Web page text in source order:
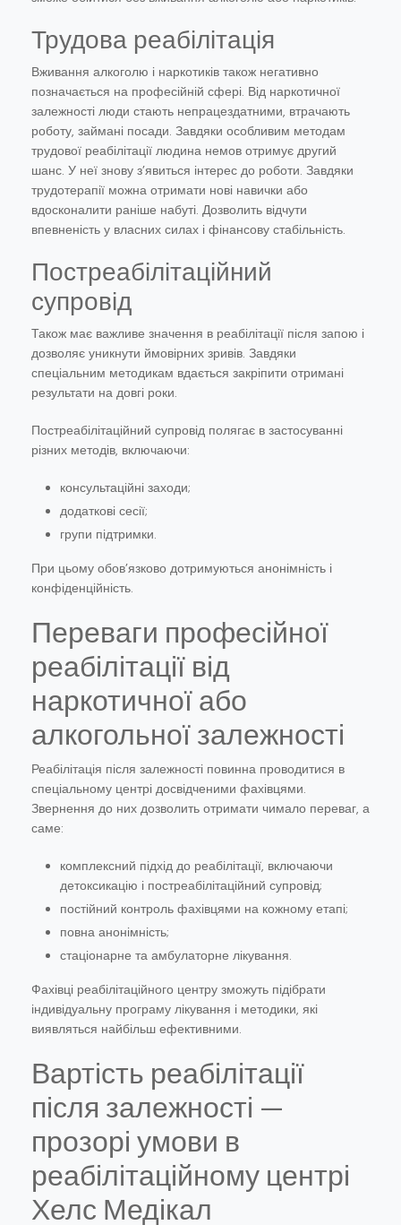
Трудова реабілітація
Вживання алкоголю і наркотиків також негативно
позначається на професійній сфері. Від наркотичної
залежності люди стають непрацездатними, втрачають
роботу, займані посади. Завдяки особливим методам
трудової реабілітації людина немов отримує другий
шанс. У неї знову з’явиться інтерес до роботи. Завдяки
трудотерапії можна отримати нові навички або
вдосконалити раніше набуті. Дозволить відчути
впевненість у власних силах і фінансову стабільність.
Постреабілітаційний
супровід
Також має важливе значення в реабілітації після запою і
дозволяє уникнути ймовірних зривів. Завдяки
спеціальним методикам вдається закріпити отримані
результати на довгі роки.
Постреабілітаційний супровід полягає в застосуванні
різних методів, включаючи:
консультаційні заходи;
додаткові сесії;
групи підтримки.
При цьому обов’язково дотримуються анонімність і
конфіденційність.
Переваги професійної
реабілітації від
наркотичної або
алкогольної залежності
Реабілітація після залежності повинна проводитися в
спеціальному центрі досвідченими фахівцями.
Звернення до них дозволить отримати чимало переваг, а
саме:
комплексний підхід до реабілітації, включаючи
детоксикацію і постреабілітаційний супровід;
постійний контроль фахівцями на кожному етапі;
повна анонімність;
стаціонарне та амбулаторне лікування.
Фахівці реабілітаційного центру зможуть підібрати
індивідуальну програму лікування і методики, які
виявляться найбільш ефективними.
Вартість реабілітації
після залежності —
прозорі умови в
реабілітаційному центрі
Хелс Медікал